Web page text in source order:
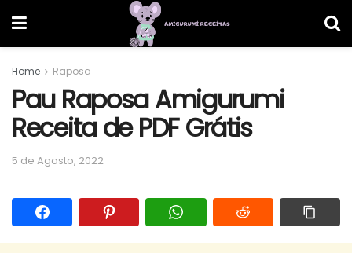
Home Raposa
Pau Raposa Amigurumi
Receita de PDF Grátis
5 de Agosto, 2022